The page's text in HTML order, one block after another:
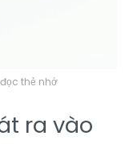
thẻ nhớ
ra vào